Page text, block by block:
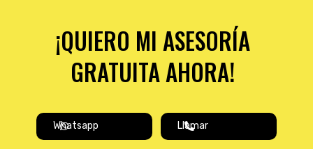
¡QUIERO MI ASESORÍA
GRATUITA AHORA!
Whatsapp Llamar